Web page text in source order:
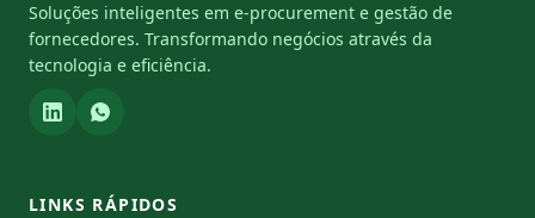
Soluções inteligentes em e-procurement e gestão de
fornecedores. Transformando negócios através da
tecnologia e eficiência.
LINKS RÁPIDOS